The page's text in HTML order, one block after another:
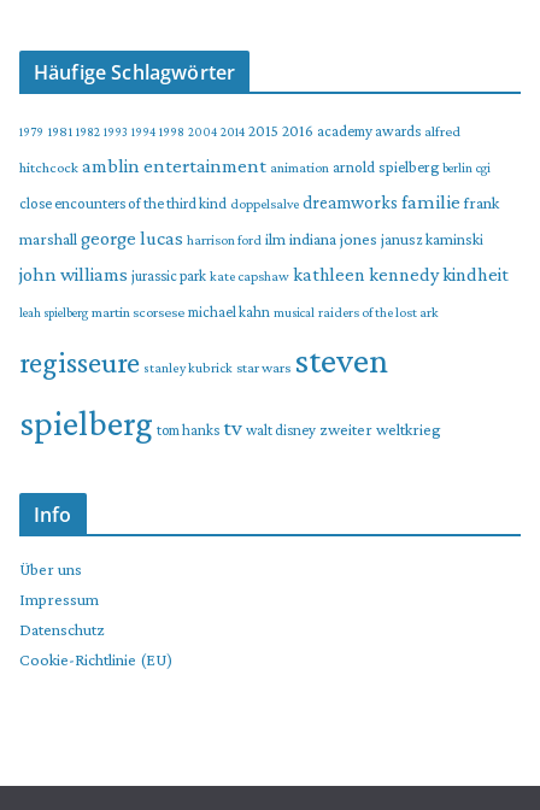
Häufige Schlagwörter
1979 1981 1982 1993 1994 1998 2004 2014 2015 2016 academy awards alfred
hitchcock amblin entertainment animation arnold spielberg berlin cgi
close encounters of the third kind doppelsalve dreamworks familie frank
marshall george lucas harrison ford ilm indiana jones janusz kaminski
john williams jurassic park kate capshaw kathleen kennedykindheit
leah spielberg martin scorsese michael kahn musical raiders of the lost ark
regisseure stanley kubrick star wars steven
spielberg tom hanks tv walt disney zweiter weltkrieg
Info
Über uns
Impressum
Datenschutz
Cookie-Richtlinie (EU)